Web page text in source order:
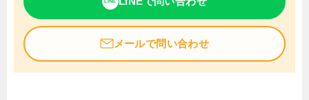
LINE
メールで問い合わせ